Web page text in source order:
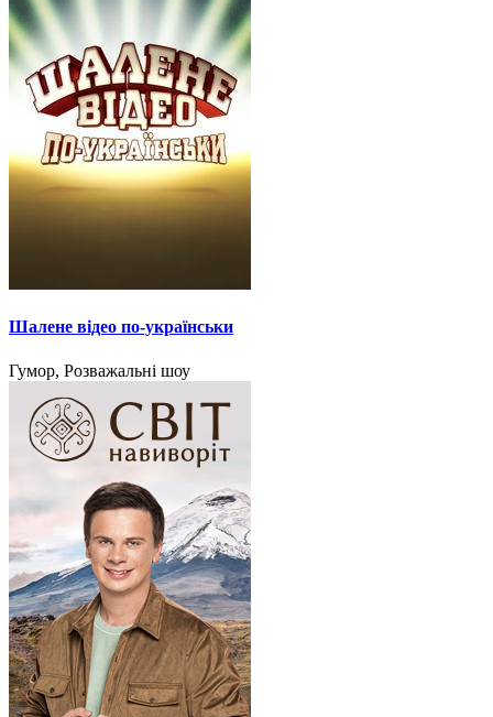
Шалене відео по-українськи
Гумор, Розважальні шоу